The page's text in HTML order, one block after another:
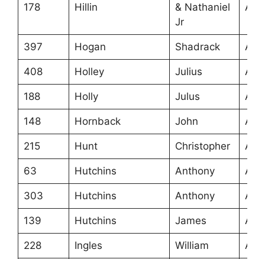
178 Hillin
& Nathaniel
Jr
397 Hogan Shadrack
408 Holley Julius
188 Holly Julus
148 Hornback John
215 Hunt Christopher
63 Hutchins Anthony
303 Hutchins Anthony
139 Hutchins James
228 Ingles William